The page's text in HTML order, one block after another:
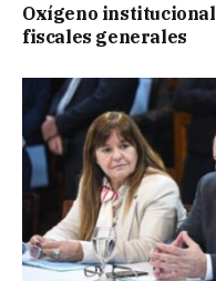
Oxígeno
fiscales generales